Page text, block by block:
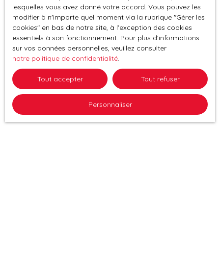
lesquelles vous avez donné votre accord. Vous pouvez les
modifier à n'importe quel moment via la rubrique ″Gérer les
cookies″ en bas de notre site, à l'exception des cookies
essentiels à son fonctionnement. Pour plus d'informations
sur vos données personnelles, veuillez consulter
notre politique de confidentialité.
Tout accepter Tout refuser
Personnaliser